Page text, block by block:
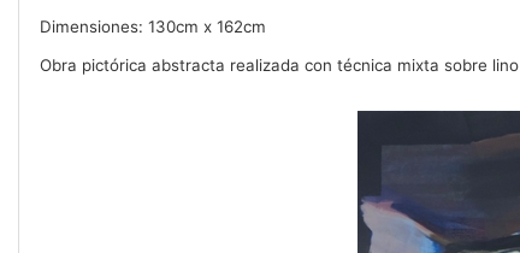
Dimensiones: 130cm x 162cm
Obra pictórica abstracta realizada con técnica mixta sobre lino